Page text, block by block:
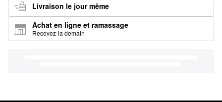
Livraison le jour même
Achat en ligne et ramassage
Recevez-la demain